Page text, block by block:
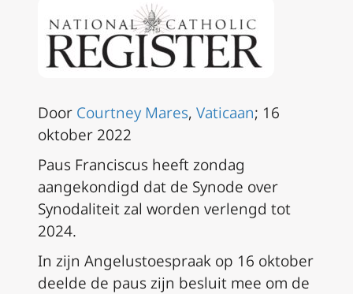
Door Courtney Mares, Vaticaan; 16
oktober 2022
Paus Franciscus heeft zondag
aangekondigd dat de Synode over
Synodaliteit zal worden verlengd tot
2024.
In zijn Angelustoespraak op 16 oktober
deelde de paus zijn besluit mee om de